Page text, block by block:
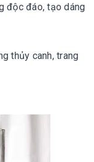
độc đáo, tạo dáng
thủy canh, trang